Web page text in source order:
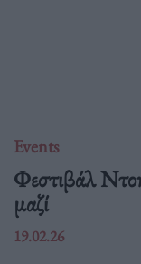
Events
Φεστιβάλ
μαζί
19.02.26